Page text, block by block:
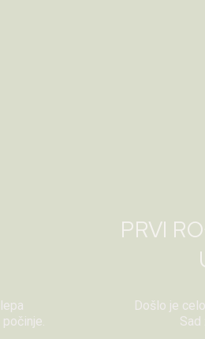
PRVI
Došlo je
Sad